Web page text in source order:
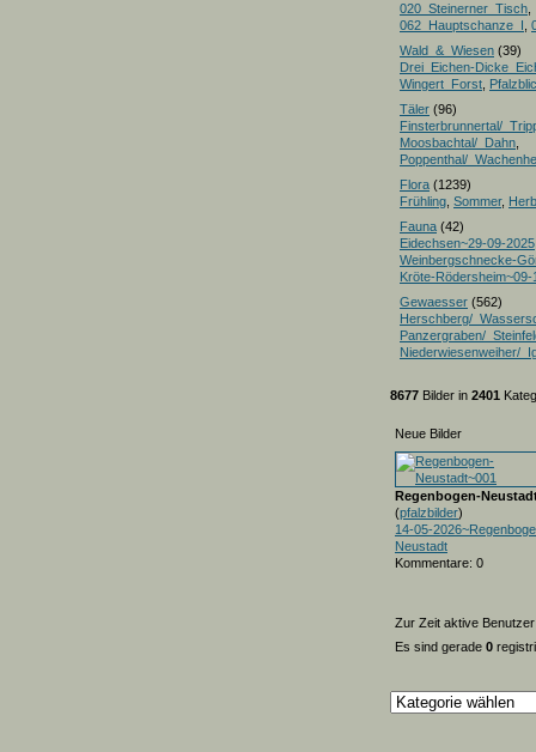
020_Steinerner_Tisch
062_Hauptschanze_I
Wald_&_Wiesen (39)
Drei_Eichen-
Wingert_Forst
Täler (96)
Finsterbrunnertal/
Moosbachtal/_Dahn
Poppenthal/
Flora (1239)
Frühling Sommer,
Fauna (42)
Eidechsen~29-09-2025
Weinbergschnecke-
Kröte-Rödersheim~09-
Gewaesser (562)
Herschberg/
Panzergraben/
Niederwiesenweiher/
8677 Bilder in 2401
Neue Bilder
Regenbogen-
(pfalzbilder)
14-05-
Neustadt
Kommentare: 0
Zur Zeit aktive
Es sind gerade 0